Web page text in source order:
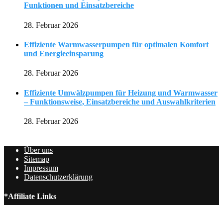
Funktionen und Einsatzbereiche
28. Februar 2026
Effiziente Warmwasserpumpen für optimalen Komfort
und Energieeinsparung
28. Februar 2026
Effiziente Umwälzpumpen für Heizung und Warmwasser
– Funktionsweise, Einsatzbereiche und Auswahlkriterien
28. Februar 2026
Über uns
Sitemap
Impressum
Datenschutzerklärung
*Affiliate Links